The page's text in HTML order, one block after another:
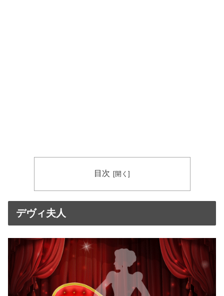
目次
デヴィ夫人